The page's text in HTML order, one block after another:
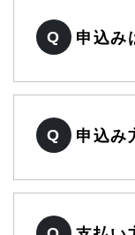
Q 申込み
Q 申込み